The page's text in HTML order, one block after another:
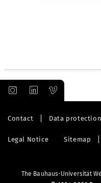
Contact Data
Legal Notice Sitemap
The Bauhaus-Universität